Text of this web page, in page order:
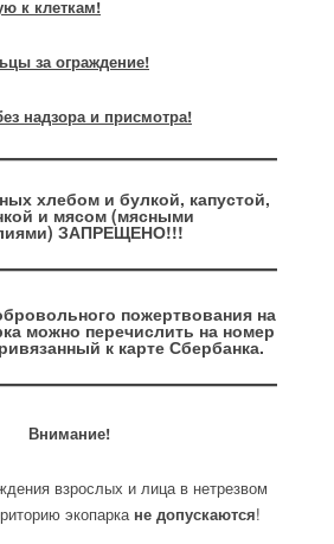
к клеткам!
за ограждение!
надзора и присмотра!
хлебом и булкой, капустой,
и мясом (мясными
ЗАПРЕЩЕНО!!!
пожертвования на
можно перечислить на номер
к карте Сбербанка.
Внимание!
взрослых и лица в нетрезвом
экопарка не допускаются!